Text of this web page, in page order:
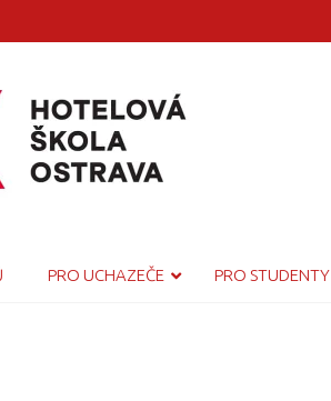
PRO UCHAZEČE PRO STUDENTY